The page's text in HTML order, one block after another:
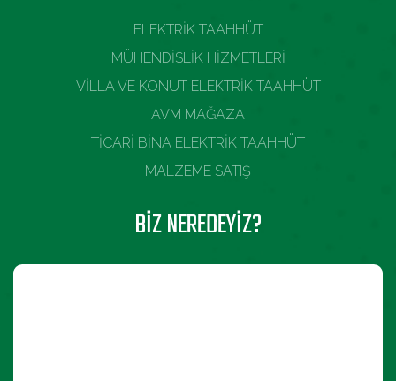
ELEKTRİK TAAHHÜT
MÜHENDİSLİK HİZMETLERİ
VİLLA VE KONUT ELEKTRİK TAAHHÜT
AVM MAĞAZA
TİCARİ BİNA ELEKTRİK TAAHHÜT
MALZEME SATIŞ
BIZ NEREDEYIZ?